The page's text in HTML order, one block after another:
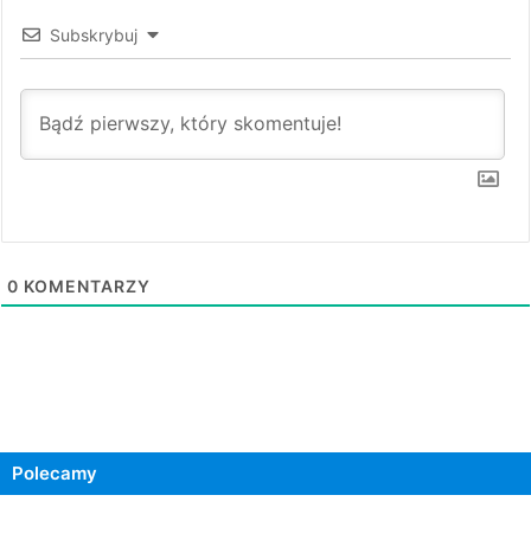
Subskrybuj
0 KOMENTARZY
Polecamy